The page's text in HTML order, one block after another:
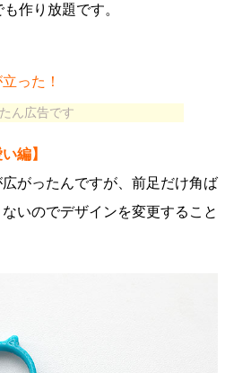
作り放題です。
った！
ん広告です
編】
がったんですが、前足だけ角ば
いのでデザインを変更すること